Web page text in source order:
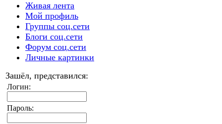
Живая лента
Мой профиль
Группы соц.сети
Блоги соц.сети
Форум соц.сети
Личные картинки
Зашёл, представился:
Логин:
Пароль: